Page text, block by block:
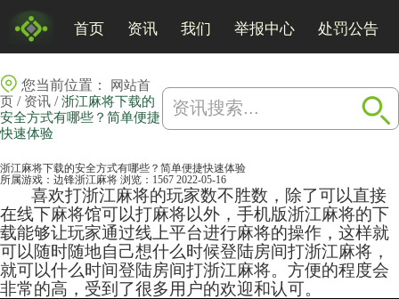
首页 资讯 我们 举报中心 处罚公告
您当前位置：
网站首
页 / 资讯 /浙江麻将下载的
安全方式有哪些？简单便捷
快速体验
浙江麻将下载的安全方式有哪些？简单便捷快速体验
所属游戏： 边锋浙江麻将 浏览：1567 2022-05-16
喜欢打浙江麻将的玩家数不胜数，除了可以直接
在线下麻将馆可以打麻将以外，手机版浙江麻将的下
载能够让玩家通过线上平台进行麻将的操作，这样就
可以随时随地自己想什么时候登陆房间打浙江麻将，
就可以什么时间登陆房间打浙江麻将。方便的程度会
非常的高，受到了很多用户的欢迎和认可。